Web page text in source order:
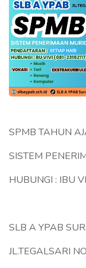
SPMB TAHUN
SISTEM
HUBUNGI : IBU
SLB A YPAB
JL.TEGALSARI